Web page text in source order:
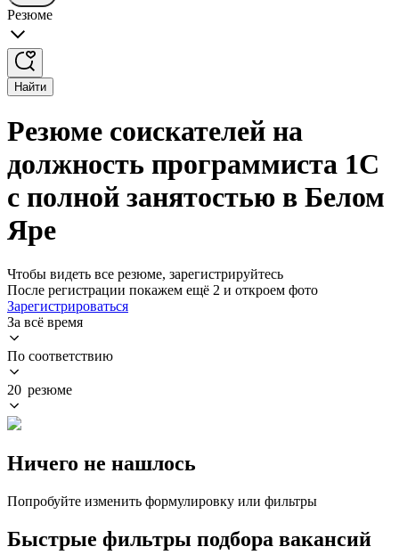
Резюме
Найти
Резюме соискателей на
должность программиста 1C
с полной занятостью в Белом
Яре
Чтобы видеть все резюме, зарегистрируйтесь
После регистрации покажем ещё 2 и откроем фото
Зарегистрироваться
За всё время
По соответствию
20 резюме
Ничего не нашлось
Попробуйте изменить формулировку или фильтры
Быстрые фильтры подбора вакансий